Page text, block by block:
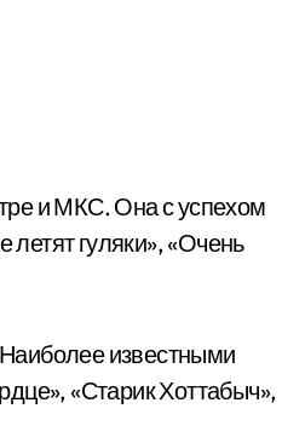
и МКС. Она с успехом
летят гуляки», «Очень
известными
«Старик Хоттабыч»,